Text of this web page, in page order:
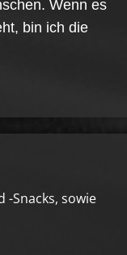
Wenn es
bin ich die
Snacks, sowie